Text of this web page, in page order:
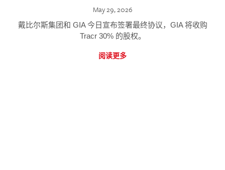
May 29, 2026
戴比尔斯集团和 GIA 今日宣布签署最终协议，GIA 将收购
Tracr 30% 的股权。
阅读更多